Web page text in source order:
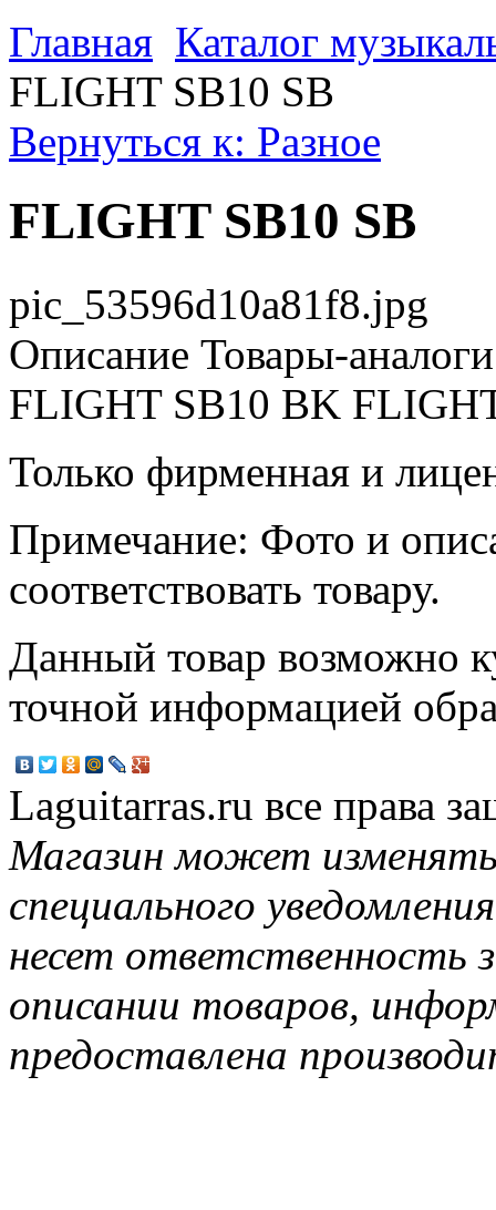
Главная Каталог
FLIGHT SB10 SB
Вернуться к: Разное
FLIGHT SB10 SB
pic_53596d10a81f8.jpg
Описание Товары-аналоги
FLIGHT SB10 BK
Только фирменная и
Примечание: Фото и
соответствовать товару.
Данный товар возможно
точной информацией
Laguitarras.ru все права
Магазин может
специального
несет ответственность
описании товаров,
предоставлена